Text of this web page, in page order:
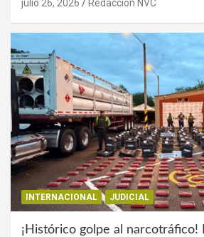
julio 26, 2026 Redacción NVC
INTERNACIONAL JUDICIAL
¡Histórico golpe al narcotráfico!